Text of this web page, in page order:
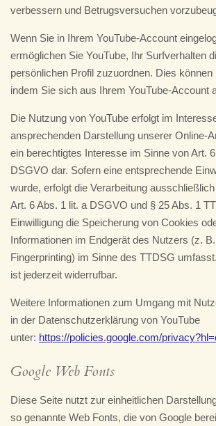
verbessern und Betrugsversuchen
Wenn Sie in Ihrem YouTube-Account
ermöglichen Sie YouTube, Ihr Surfverhalten
persönlichen Profil zuzuordnen. Dies können
indem Sie sich aus Ihrem YouTube-Account
Die Nutzung von YouTube erfolgt im
ansprechenden Darstellung unserer Online-
ein berechtigtes Interesse im Sinne von Art.
DSGVO dar. Sofern eine entsprechende
wurde, erfolgt die Verarbeitung
Art. 6 Abs. 1 lit. a DSGVO und § 25 Abs. 1
Einwilligung die Speicherung von Cookies
Informationen im Endgerät des Nutzers (z.
Fingerprinting) im Sinne des TTDSG
ist jederzeit widerrufbar.
Weitere Informationen zum Umgang mit
in der Datenschutzerklärung von YouTube
unter: https://policies.google.com/
Google Web Fonts
Diese Seite nutzt zur einheitlichen
so genannte Web Fonts, die von Google